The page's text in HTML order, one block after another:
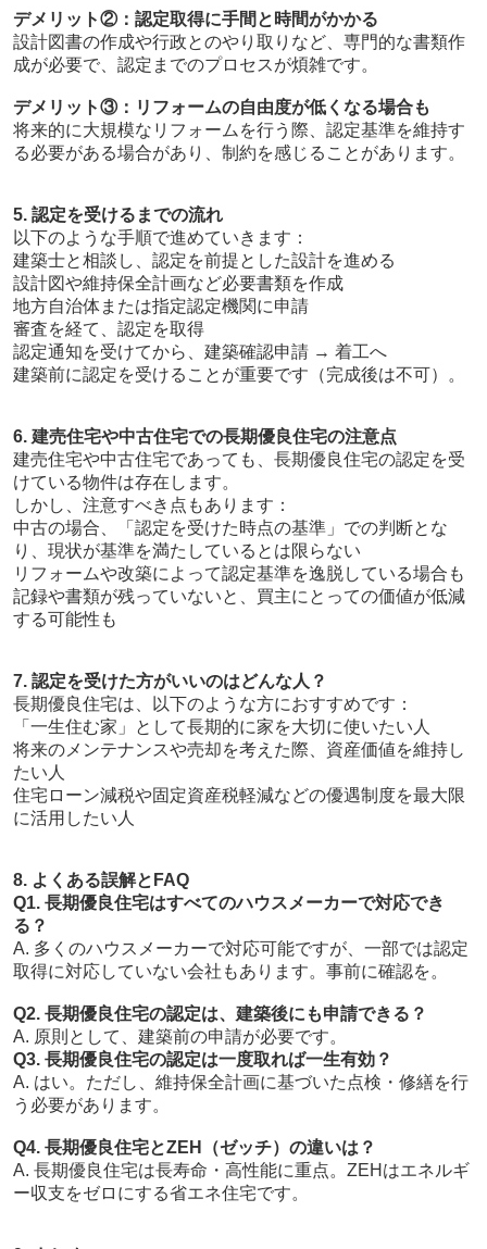
デメリット②：認定取得に手間と時間がかかる
設計図書の作成や行政とのやり取りなど、専門的な書類作
成が必要で、認定までのプロセスが煩雑です。
デメリット③：リフォームの自由度が低くなる場合も
将来的に大規模なリフォームを行う際、認定基準を維持す
る必要がある場合があり、制約を感じることがあります。
5. 認定を受けるまでの流れ
以下のような手順で進めていきます：
建築士と相談し、認定を前提とした設計を進める
設計図や維持保全計画など必要書類を作成
地方自治体または指定認定機関に申請
審査を経て、認定を取得
認定通知を受けてから、建築確認申請 → 着工へ
建築前に認定を受けることが重要です（完成後は不可）。
6. 建売住宅や中古住宅での長期優良住宅の注意点
建売住宅や中古住宅であっても、長期優良住宅の認定を受
けている物件は存在します。
しかし、注意すべき点もあります：
中古の場合、「認定を受けた時点の基準」での判断とな
り、現状が基準を満たしているとは限らない
リフォームや改築によって認定基準を逸脱している場合も
記録や書類が残っていないと、買主にとっての価値が低減
する可能性も
7. 認定を受けた方がいいのはどんな人？
長期優良住宅は、以下のような方におすすめです：
「一生住む家」として長期的に家を大切に使いたい人
将来のメンテナンスや売却を考えた際、資産価値を維持し
たい人
住宅ローン減税や固定資産税軽減などの優遇制度を最大限
に活用したい人
8. よくある誤解とFAQ
Q1. 長期優良住宅はすべてのハウスメーカーで対応でき
る？
A. 多くのハウスメーカーで対応可能ですが、一部では認定
取得に対応していない会社もあります。事前に確認を。
Q2. 長期優良住宅の認定は、建築後にも申請できる？
A. 原則として、建築前の申請が必要です。
Q3. 長期優良住宅の認定は一度取れば一生有効？
A. はい。ただし、維持保全計画に基づいた点検・修繕を行
う必要があります。
Q4. 長期優良住宅とZEH（ゼッチ）の違いは？
A. 長期優良住宅は長寿命・高性能に重点。ZEHはエネルギ
ー収支をゼロにする省エネ住宅です。